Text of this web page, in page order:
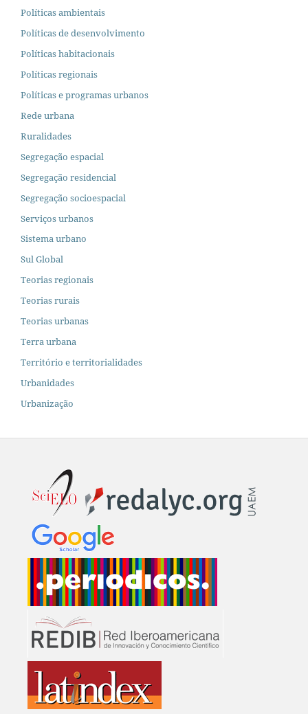
Políticas ambientais
Políticas de desenvolvimento
Políticas habitacionais
Políticas regionais
Políticas e programas urbanos
Rede urbana
Ruralidades
Segregação espacial
Segregação residencial
Segregação socioespacial
Serviços urbanos
Sistema urbano
Sul Global
Teorias regionais
Teorias rurais
Teorias urbanas
Terra urbana
Território e territorialidades
Urbanidades
Urbanização